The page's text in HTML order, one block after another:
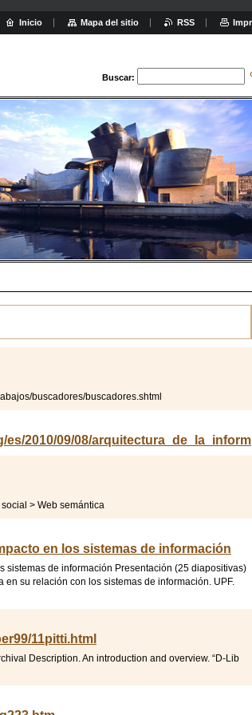
Buscar:
buscadores/buscadores.shtml
es/2010/09/08/
> Web semántica
en los sistemas de información
sistemas de información Presentación (25 diapositivas)
en su relación con los sistemas de información. UPF.
11pitti.html
Description. An introduction and overview. “D-Lib
Inicio Mapa del sitio RSS